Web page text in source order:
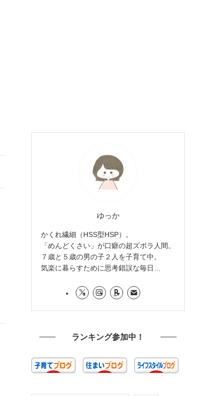
ゆっか
かくれ繊細（HSS型HSP）。
「めんどくさい」が口癖の超ズボラ人間。
７歳と５歳の男の子２人を子育て中。
気楽に暮らすために思考錯誤な毎日…
ランキング参加中！